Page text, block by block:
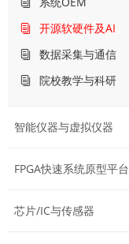
开源软硬件及AI
数据采集与通信
院校教学与科研
智能仪器与虚拟仪器
FPGA快速系统原型平台
芯片/IC与传感器